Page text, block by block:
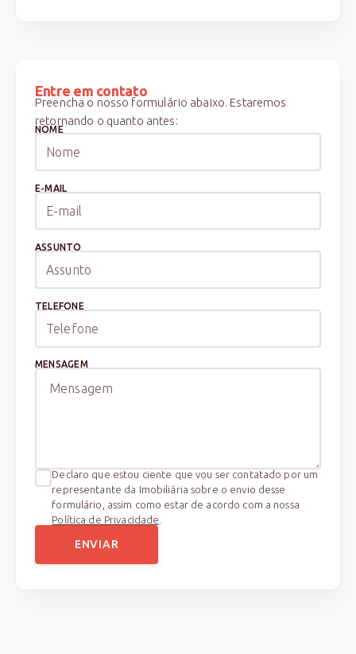
Entre em contato
Preencha o nosso formulário abaixo. Estaremos
retornando o quanto antes:
NOME
E-MAIL
ASSUNTO
TELEFONE
MENSAGEM
Declaro que estou ciente que vou ser contatado por um
representante da Imobiliária sobre o envio desse
formulário, assim como estar de acordo com a nossa
Política de Privacidade
ENVIAR